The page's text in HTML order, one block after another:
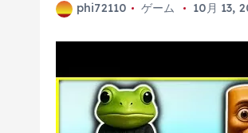
phi72110 ゲーム 10月 13,